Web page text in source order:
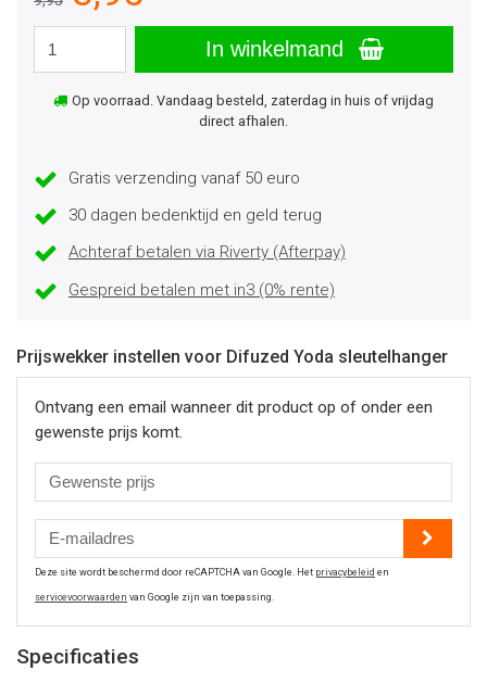
In winkelmand
Op voorraad. Vandaag besteld, zaterdag in huis of vrijdag
direct afhalen.
Gratis verzending vanaf 50 euro
30 dagen bedenktijd en geld terug
Achteraf betalen via Riverty (Afterpay)
Gespreid betalen met in3 (0% rente)
Prijswekker instellen voor Difuzed Yoda sleutelhanger
Ontvang een email wanneer dit product op of onder een
gewenste prijs komt.
Deze site wordt beschermd door reCAPTCHA van Google. Het privacybeleid en
servicevoorwaarden van Google zijn van toepassing.
Specificaties